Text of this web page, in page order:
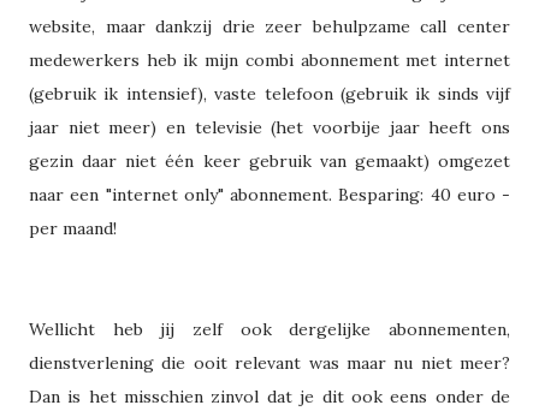
website, maar dankzij drie zeer behulpzame call center
medewerkers heb ik mijn combi abonnement met internet
(gebruik ik intensief), vaste telefoon (gebruik ik sinds vijf
jaar niet meer) en televisie (het voorbije jaar heeft ons
gezin daar niet één keer gebruik van gemaakt) omgezet
naar een "internet only" abonnement. Besparing: 40 euro -
per maand!
Wellicht heb jij zelf ook dergelijke abonnementen,
dienstverlening die ooit relevant was maar nu niet meer?
Dan is het misschien zinvol dat je dit ook eens onder de